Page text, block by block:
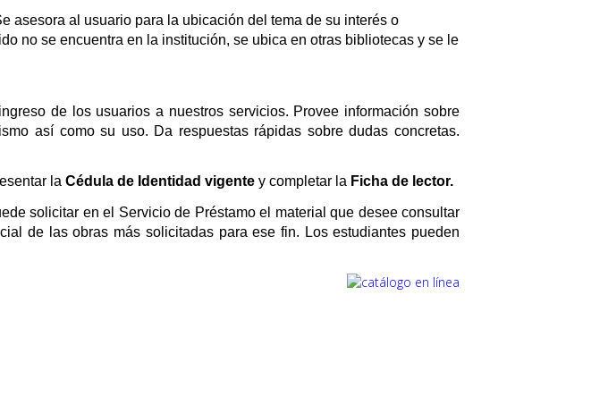
asesora al usuario para la ubicación del tema de su interés o
no se encuentra en la institución, se ubica en otras bibliotecas y se le
de los usuarios a nuestros servicios. Provee información sobre
así como su uso. Da respuestas rápidas sobre dudas concretas.
la Cédula de Identidad vigente y completar la Ficha de lector.
solicitar en el Servicio de Préstamo el material que desee consultar
de las obras más solicitadas para ese fin. Los estudiantes pueden